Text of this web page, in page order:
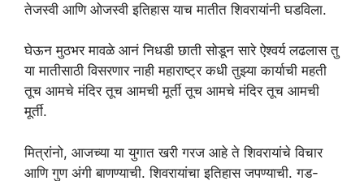
तेजस्वी आणि ओजस्वी इतिहास याच मातीत शिवरायांनी घडविला.
घेऊन मुठभर मावळे आनं निधडी छाती सोडून सारे ऐश्वर्य लढलास तु
या मातीसाठी विसरणार नाही महाराष्ट्र कधी तुझ्या कार्याची महती
तूच आमचे मंदिर तूच आमची मूर्ती तूच आमचे मंदिर तूच आमची
मूर्ती.
मित्रांनो, आजच्या या युगात खरी गरज आहे ते शिवरायांचे विचार
आणि गुण अंगी बाणण्याची. शिवरायांचा इतिहास जपण्याची. गड-